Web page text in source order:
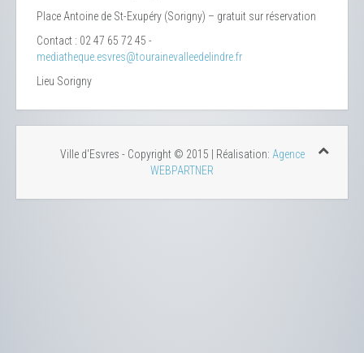
Place Antoine de St-Exupéry (Sorigny) – gratuit sur réservation
Contact : 02 47 65 72 45 -
mediatheque.esvres@tourainevalleedelindre.fr
Lieu Sorigny
Ville d'Esvres - Copyright © 2015 | Réalisation: Agence
WEBPARTNER